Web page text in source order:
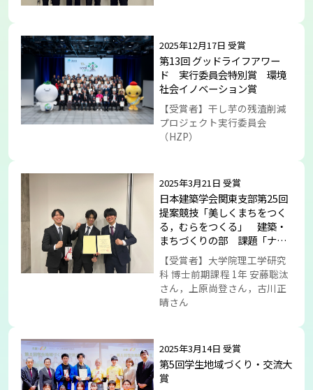
2025年12月17日 受賞
第13回 グッドライフアワー
ド 実行委員会特別賞 環境
社会イノベーション賞
【受賞者】干し芋の残渣削減
プロジェクト実行委員会
（HZP）
2025年3月21日 受賞
日本建築学会関東支部第25回
提案競技「美しくまちをつく
る，むらをつくる」 建築・
まちづくりの部 課題「ナラ
ティブからひもとくまちづく
り」 最優秀賞
【受賞者】大学院理工学研究
科 博士前期課程 1年 安藤聡汰
さん，上原尚登さん，古川正
晴さん
2025年3月14日 受賞
第5回学生地域づくり・交流大
賞